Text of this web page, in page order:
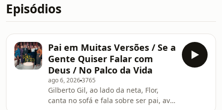
Episódios
Pai em Muitas Versões / Se a
Gente Quiser Falar com
Deus / No Palco da Vida
ago 6, 20263765
Gilberto Gil, ao lado da neta, Flor,
canta no sofá e fala sobre ser pai, avô